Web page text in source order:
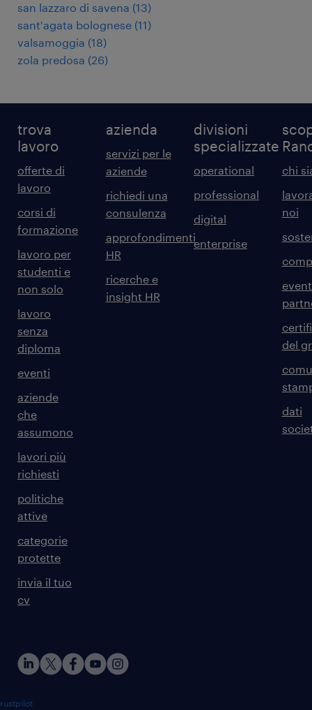
san lazzaro di savena (13)
sant'agata bolognese (11)
valsamoggia (18)
zola predosa (26)
trova
lavoro
offerte di
lavoro
corsi di
formazione
lavoro per
studenti e
non solo
lavoro
senza
diploma
eventi
aziende
che
assumono
lavori più
richiesti
politiche
attive
categorie
protette
invia il tuo
cv
azienda
servizi per le
aziende
richiedi una
consulenza
approfondimenti
HR
ricerche e
insight HR
divisioni
specializzate
operational
professional
digital
enterprise
chi
noi
del
dati